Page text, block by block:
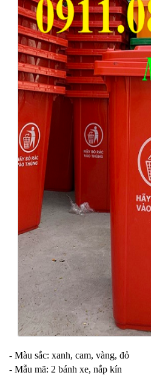
- Màu sắc: xanh, cam, vàng, đỏ
- Mẫu mã: 2 bánh xe, nắp kín